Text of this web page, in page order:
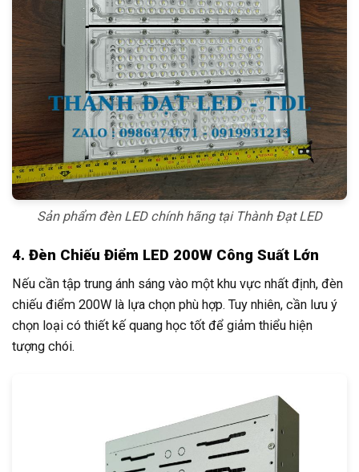
Sản phẩm đèn LED chính hãng tại Thành Đạt LED
4. Đèn Chiếu Điểm LED 200W Công Suất Lớn
Nếu cần tập trung ánh sáng vào một khu vực nhất định, đèn
chiếu điểm 200W là lựa chọn phù hợp. Tuy nhiên, cần lưu ý
chọn loại có thiết kế quang học tốt để giảm thiểu hiện
tượng chói.